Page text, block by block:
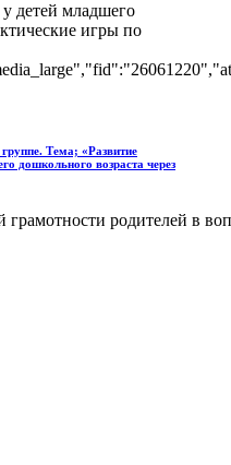
детей младшего
игры по
Тема; «Развитие
дошкольного возраста через
родителей в